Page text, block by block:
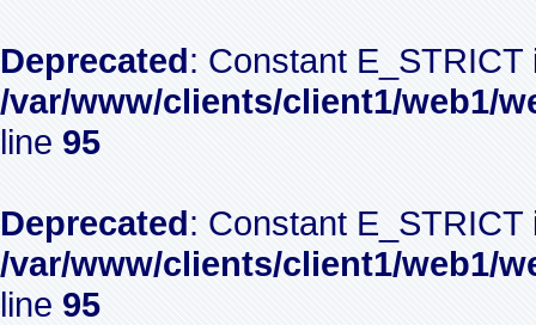
Deprecated: Constant
/var/www/clients/client1/web1/
line 95
Deprecated: Constant
/var/www/clients/client1/web1/
line 95